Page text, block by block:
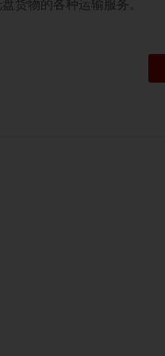
货物的各种运输服务。